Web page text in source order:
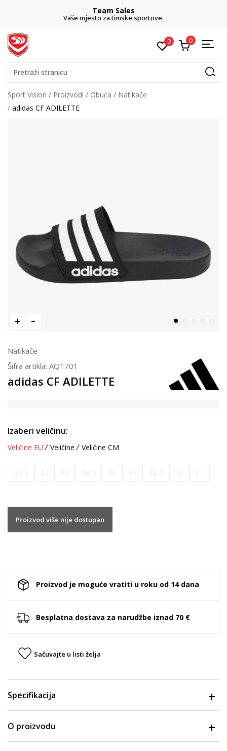
Team Sales
Vaše mjesto za timske sportove.
0 0
Pretraži stranicu
Sport Vision Proizvodi Obuća
Natikače
adidas CF ADILETTE
Natikače
Šifra artikla: AQ1701
adidas CF ADILETTE
Izaberi veličinu:
Veličine EU Veličine Veličine CM
Proizvod više nije dostupan
Proizvod je moguće vratiti u roku od 14 dana
Besplatna dostava za narudžbe iznad 70 €
Sačuvajte u listi želja
Specifikacija
O proizvodu